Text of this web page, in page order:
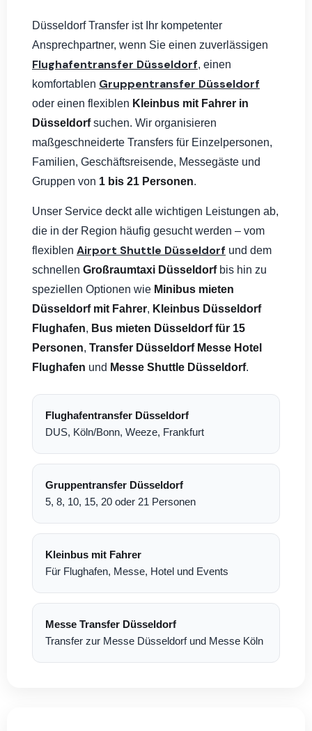
Düsseldorf Transfer ist Ihr kompetenter
Ansprechpartner, wenn Sie einen zuverlässigen
Flughafentransfer Düsseldorf, einen
komfortablen Gruppentransfer Düsseldorf
oder einen flexiblen Kleinbus mit Fahrer in
Düsseldorfsuchen. Wir organisieren
maßgeschneiderte Transfers für Einzelpersonen,
Familien, Geschäftsreisende, Messegäste und
Gruppen von 1 bis 21 Personen.
Unser Service deckt alle wichtigen Leistungen ab,
die in der Region häufig gesucht werden – vom
flexiblen Airport Shuttle Düsseldorf und dem
schnellen Großraumtaxi Düsseldorfbis hin zu
speziellen Optionen wie Minibus mieten
Düsseldorf mit Fahrer, Kleinbus Düsseldorf
Flughafen, Bus mieten Düsseldorf für 15
Personen, Transfer Düsseldorf Messe Hotel
Flughafen und Messe Shuttle Düsseldorf.
Flughafentransfer Düsseldorf
DUS, Köln/Bonn, Weeze, Frankfurt
Gruppentransfer Düsseldorf
5, 8, 10, 15, 20 oder 21 Personen
Kleinbus mit Fahrer
Für Flughafen, Messe, Hotel und Events
Messe Transfer Düsseldorf
Transfer zur Messe Düsseldorf und Messe Köln